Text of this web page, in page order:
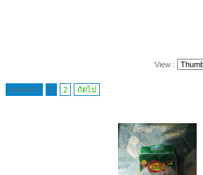
View :
ก่อนหน้า 1 2 ถัดไป